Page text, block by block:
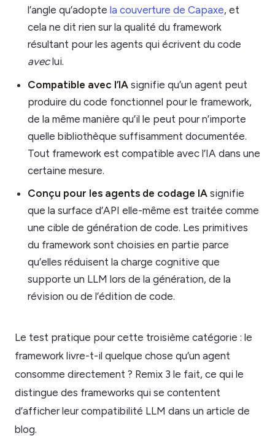
l’angle qu’adopte la couverture de Capaxe, et
cela ne dit rien sur la qualité du framework
résultant pour les agents qui écrivent du code
aveclui.
Compatible avec l’IAsignifie qu’un agent peut
produire du code fonctionnel pour le framework,
de la même manière qu’il le peut pour n’importe
quelle bibliothèque suffisamment documentée.
Tout framework est compatible avec l’IA dans une
certaine mesure.
Conçu pour les agents de codage IAsignifie
que la surface d’API elle-même est traitée comme
une cible de génération de code. Les primitives
du framework sont choisies en partie parce
qu’elles réduisent la charge cognitive que
supporte un LLM lors de la génération, de la
révision ou de l’édition de code.
Le test pratique pour cette troisième catégorie : le
framework livre-t-il quelque chose qu’un agent
consomme directement ? Remix 3 le fait, ce qui le
distingue des frameworks qui se contentent
d’afficher leur compatibilité LLM dans un article de
blog.